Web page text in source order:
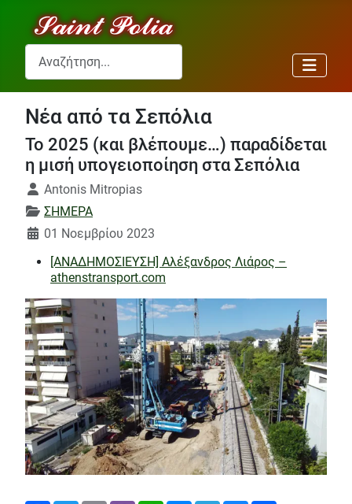
Αναζήτηση...
Νέα από τα Σεπόλια
Το 2025 (και βλέπουμε…) παραδίδεται
η μισή υπογειοποίηση στα Σεπόλια
Λεπτομέρειες
Antonis Mitropias
ΣΗΜΕΡΑ
01 Νοεμβρίου 2023
[ΑΝΑΔΗΜΟΣΙΕΥΣΗ] Αλέξανδρος Λιάρος –
athenstransport.com